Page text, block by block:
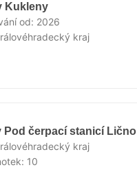
Kukleny
od: 2026
kraj
V
Pod čerpací stanicí Lično
kraj
10